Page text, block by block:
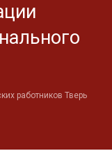
работников Тверь